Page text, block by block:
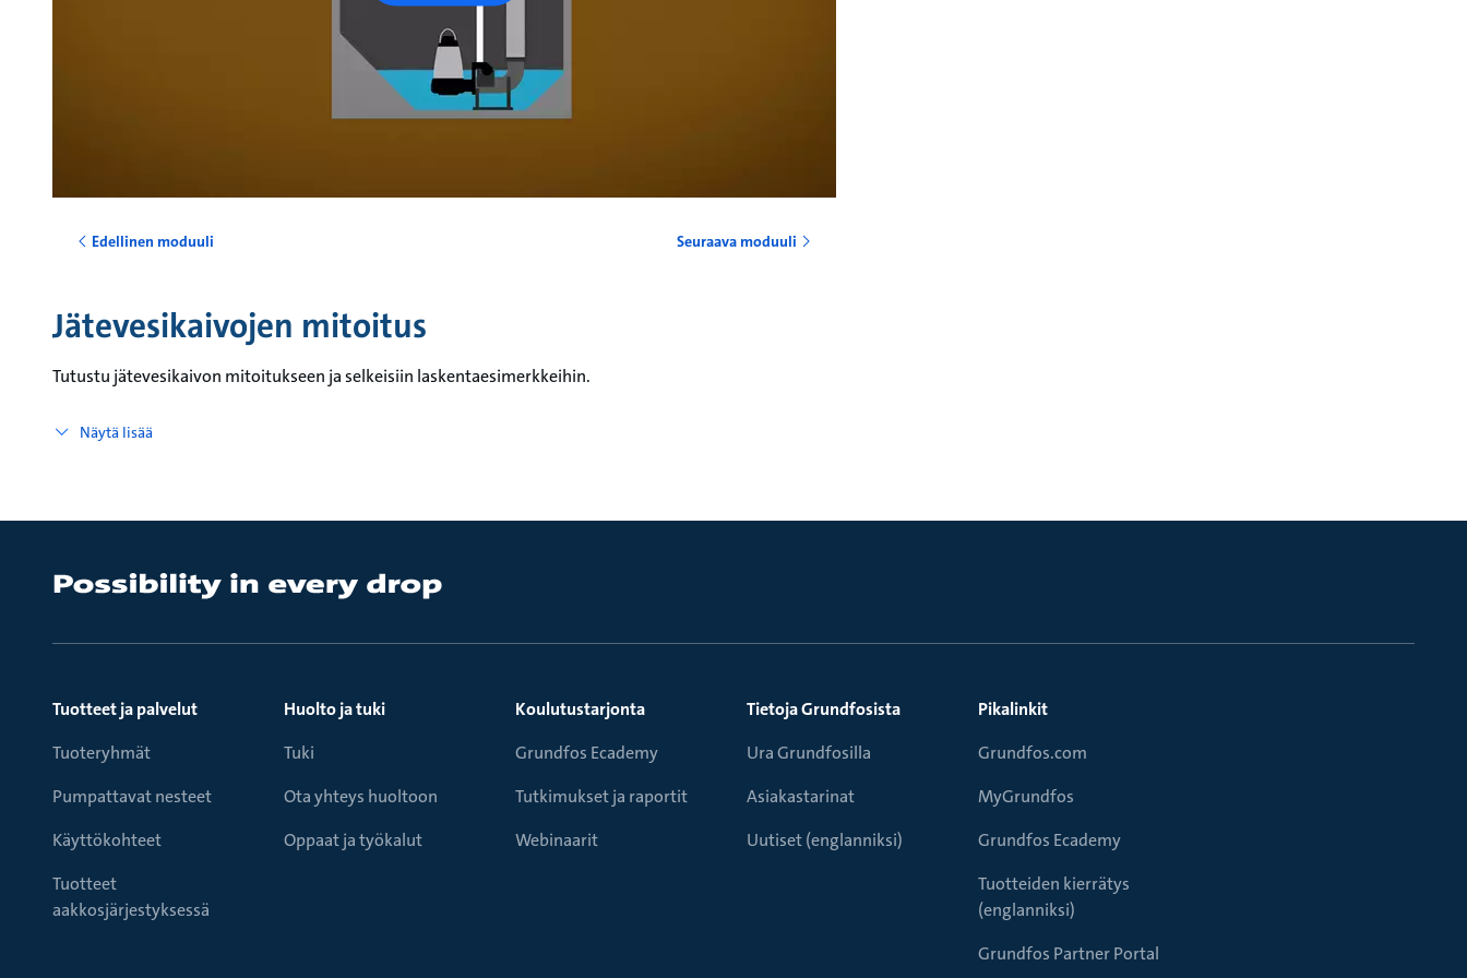
Edellinen moduuli Seuraava moduuli
Jätevesikaivojen mitoitus
Tutustu jätevesikaivon mitoitukseen ja selkeisiin laskentaesimerkkeihin.
Näytä lisää
Tuotteet ja palvelut
Tuoteryhmät
Pumpattavat nesteet
Käyttökohteet
Tuotteet
aakkosjärjestyksessä
Huolto ja tuki
Tuki
Ota yhteys huoltoon
Oppaat ja työkalut
Koulutustarjonta
Grundfos Ecademy
Tutkimukset ja raportit
Webinaarit
Tietoja Grundfosista
Ura Grundfosilla
Asiakastarinat
Uutiset (englanniksi)
Pikalinkit
Grundfos.com
MyGrundfos
Grundfos Ecademy
Tuotteiden kierrätys
(englanniksi)
Grundfos Partner Portal